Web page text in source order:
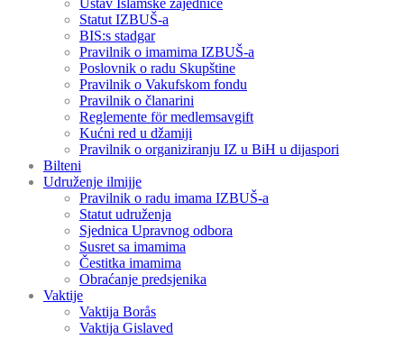
Ustav Islamske zajednice
Statut IZBUŠ-a
BIS:s stadgar
Pravilnik o imamima IZBUŠ-a
Poslovnik o radu Skupštine
Pravilnik o Vakufskom fondu
Pravilnik o članarini
Reglemente för medlemsavgift
Kućni red u džamiji
Pravilnik o organiziranju IZ u BiH u dijaspori
Bilteni
Udruženje ilmijje
Pravilnik o radu imama IZBUŠ-a
Statut udruženja
Sjednica Upravnog odbora
Susret sa imamima
Čestitka imamima
Obraćanje predsjenika
Vaktije
Vaktija Borås
Vaktija Gislaved